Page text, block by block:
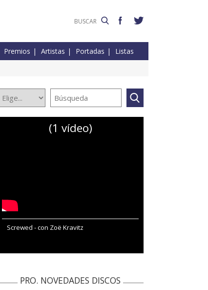
Premios Artistas Portadas Listas
(1 vídeo)
Screwed - con Zoë Kravitz
PRO. NOVEDADES DISCOS